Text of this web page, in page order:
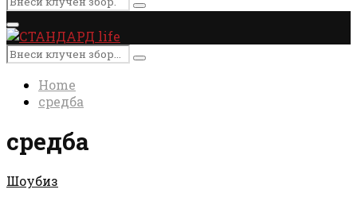
for:
Search
Primary
Menu
Search
for:
Search
Home
средба
средба
Шоубиз